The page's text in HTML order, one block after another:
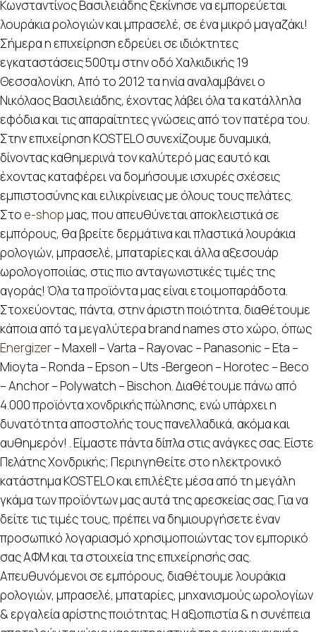
Κωνσταντίνος Βασιλειάδης ξεκίνησε να εμπορεύεται
λουράκια ρολογιών και μπρασελέ, σε ένα μικρό μαγαζάκι!
Σήμερα η επιχείρηση εδρεύει σε ιδιόκτητες
εγκαταστάσεις 500τμ στην οδό Χαλκιδικής 19
Θεσσαλονίκη, Από το 2012 τα ηνία αναλαμβάνει ο
Νικόλαος Βασιλειάδης, έχοντας λάβει όλα τα κατάλληλα
εφόδια και τις απαραίτητες γνώσεις από τον πατέρα του.
Στην επιχείρηση KOSTELO συνεχίζουμε δυναμικά,
δίνοντας καθημερινά τον καλύτερό μας εαυτό και
έχοντας καταφέρει να δομήσουμε ισχυρές σχέσεις
εμπιστοσύνης και ειλικρίνειας με όλους τους πελάτες.
Στο e-shopμας, που απευθύνεται αποκλειστικά σε
εμπόρους, θα βρείτε δερμάτινα και πλαστικά λουράκια
ρολογιών, μπρασελέ, μπαταρίες και άλλα αξεσουάρ
ωρολογοποιίας, στις πιο ανταγωνιστικές τιμές της
αγοράς! Όλα τα προϊόντα μας είναι ετοιμοπαράδοτα.
Στοχεύοντας, πάντα, στην άριστη ποιότητα, διαθέτουμε
κάποια από τα μεγαλύτερα brand names στο χώρο, όπως
Energizer– Maxell – Varta – Rayovac – Panasonic – Eta –
Mioyta – Ronda – Epson – Uts -Bergeon – Horotec – Beco
– Anchor – Polywatch – Bischon. Διαθέτουμε πάνω από
4.000 προϊόντα χονδρικής πώλησης, ενώ υπάρχει η
δυνατότητα αποστολής τους πανελλαδικά, ακόμα και
αυθημερόν! . Είμαστε πάντα δίπλα στις ανάγκες σας. Είστε
Πελάτης Χονδρικής; Περιηγηθείτε στο ηλεκτρονικό
κατάστημα KOSTELO και επιλέξτε μέσα από τη μεγάλη
γκάμα των προϊόντων μας αυτά της αρεσκείας σας. Για να
δείτε τις τιμές τους, πρέπει να δημιουργήσετε έναν
προσωπικό λογαριασμό χρησιμοποιώντας τον εμπορικό
σας ΑΦΜ και τα στοιχεία της επιχείρησής σας.
Απευθυνόμενοι σε εμπόρους, διαθέτουμε λουράκια
ρολογιών, μπρασελέ, μπαταρίες, μηχανισμούς ωρολογίων
& εργαλεία αρίστης ποιότητας. Η αξιοπιστία & η συνέπεια